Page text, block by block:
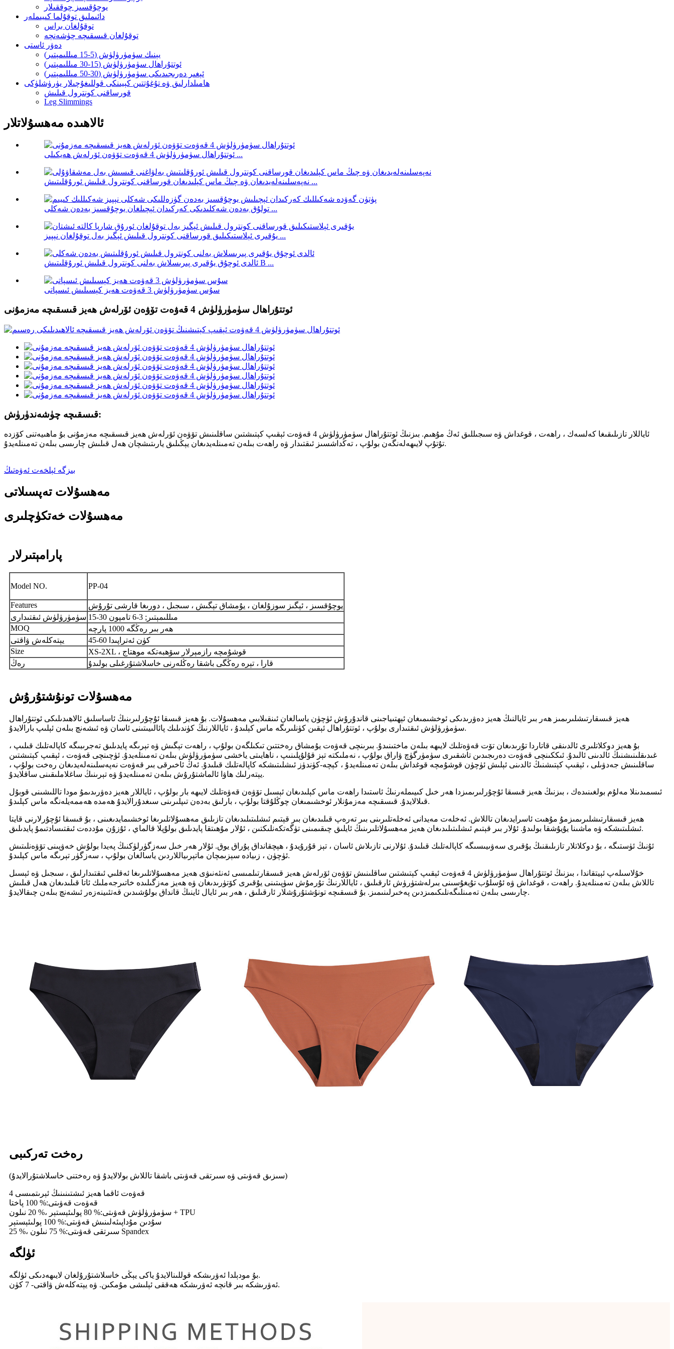
يوچۇقسىز چوققىلار
دائىملىق توقۇلما كىيىملەر
توقۇلغان براس
توقۇلغان قىسقىچە چۈشەنچە
دەۋر ئاستى
يېنىك سۈمۈرۈلۈش (5-15 مىللىمېتىر)
ئوتتۇراھال سۈمۈرۈلۈش (15-30 مىللىمېتىر)
ئېغىر دەرىجىدىكى سۈمۈرۈلۈش (30-50 مىللىمېتىر)
ھامىلدارلىق ۋە تۇغۇتتىن كېيىنكى قوللىغۇچىلار يۈرۈشلۈكى
قورساقنى كونترول قىلىش
Leg Slimmings
ئالاھىدە مەھسۇلاتلار
ئوتتۇراھال سۈمۈرۈلۈش 4 قەۋەت تۆۋەن ئۆرلەش ھەيكىلى ...
نەپەسلىنەلەيدىغان ۋە چىڭ ماس كېلىدىغان قورساقنى كونترول قىلىش ئورۇقلىتىش ...
تولۇق بەدەن شەكلىدىكى كەركىدان ئېچىلغان يوچۇقسىز بەدەن شەكلى ...
يۇقىرى ئېلاستىكىلىق قورساقنى كونترول قىلىش ئېگىز بەل توقۇلغان نېپىز ...
ئالدى ئوچۇق يۇقىرى پىرىسلاش بەلنى كونترول قىلىش ئورۇقلىتىش B ...
سۇس سۈمۈرۈلۈش 3 قەۋەت ھەيز كېسىلىش ئىسپاتى
ئوتتۇراھال سۈمۈرۈلۈش 4 قەۋەت تۆۋەن ئۆرلەش ھەيز قىسقىچە مەزمۇنى
قىسقىچە چۈشەندۈرۈش:
ئاياللار تازىلىقىغا كەلسەك ، راھەت ، قوغداش ۋە سىجىللىق ئەڭ مۇھىم. بىزنىڭ ئوتتۇراھال سۈمۈرۈلۈش 4 قەۋەت ئېقىپ كېتىشتىن ساقلىنىش تۆۋەن ئۆرلەش ھەيز قىسقىچە مەزمۇنى بۇ ماھىيەتنى كۆزدە
تۇتۇپ لايىھەلەنگەن بولۇپ ، تەڭداشسىز ئىقتىدار ۋە راھەت بىلەن تەمىنلەيدىغان يېڭىلىق يارىتىشچان ھەل قىلىش چارىسى بىلەن تەمىنلەيدۇ.
بىزگە ئېلخەت ئەۋەتىڭ
مەھسۇلات تەپسىلاتى
مەھسۇلات خەتكۈچلىرى
پارامېتىرلار
Model NO. PP-04
Features
يوچۇقسىز ، ئېگىز سوزۇلغان ، يۇمشاق تېگىش ، سىجىل ، دورىغا قارشى تۇرۇش
سۈمۈرۈلۈش ئىقتىدارى
15-30 مىللىمېتىر; 3-6 تامپون
MOQ
ھەر بىر رەڭگە 1000 پارچە
يېتەكلەش ۋاقتى
45-60 كۈن ئەتراپىدا
Size
XS-2XL ، قوشۇمچە رازمېرلار سۆھبەتكە موھتاج
رەڭ
قارا ، تېرە رەڭگى باشقا رەڭلەرنى خاسلاشتۇرغىلى بولىدۇ
مەھسۇلات تونۇشتۇرۇش
ھەيز قىسقارتىشلىرىمىز ھەر بىر ئايالنىڭ ھەيز دەۋرىدىكى ئوخشىمىغان ئېھتىياجىنى قاندۇرۇش ئۈچۈن ياسالغان ئىنقىلابىي مەھسۇلات. بۇ ھەيز قىسقا ئۇچۇرلىرىنىڭ ئاساسلىق ئالاھىدىلىكى ئوتتۇراھال
سۈمۈرۈلۈش ئىقتىدارى بولۇپ ، ئوتتۇراھال ئېقىن كۈنلىرىگە ماس كېلىدۇ ، ئاياللارنىڭ كۈندىلىك پائالىيىتىنى ئاسان ۋە ئىشەنچ بىلەن ئېلىپ بارالايدۇ.
بۇ ھەيز دوكلاتلىرى ئالدىنقى قاتاردا تۇرىدىغان تۆت قەۋەتلىك لايىھە بىلەن ماختىنىدۇ. بىرىنچى قەۋەت يۇمشاق رەختتىن تىكىلگەن بولۇپ ، راھەت تېگىش ۋە تېرىگە پايدىلىق تەجرىبىگە كاپالەتلىك قىلىپ ،
غىدىقلىنىشنىڭ ئالدىنى ئالىدۇ. ئىككىنچى قەۋەت دەرىجىدىن تاشقىرى سۈمۈرگۈچ ۋاراق بولۇپ ، نەملىكتە تېز قۇلۇپلىنىپ ، ناھايىتى ياخشى سۈمۈرۈلۈش بىلەن تەمىنلەيدۇ. ئۈچىنچى قەۋەت ، ئېقىپ كېتىشتىن
ساقلىنىش جەدۋىلى ، ئېقىپ كېتىشنىڭ ئالدىنى ئېلىش ئۈچۈن قوشۇمچە قوغداش بىلەن تەمىنلەيدۇ ، كېچە-كۈندۈز ئىشلىتىشكە كاپالەتلىك قىلىدۇ. ئەڭ ئاخىرقى بىر قەۋەت نەپەسلىنەلەيدىغان رەخت بولۇپ ،
يېتەرلىك ھاۋا ئالماشتۇرۇش بىلەن تەمىنلەيدۇ ۋە تېرىنىڭ ساغلاملىقىنى ساقلايدۇ.
ئىسمىدىنلا مەلۇم بولغىنىدەك ، بىزنىڭ ھەيز قىسقا ئۇچۇرلىرىمىزدا ھەر خىل كىيىملەرنىڭ ئاستىدا راھەت ماس ​​كېلىدىغان ئېسىل تۆۋەن قەۋەتلىك لايىھە بار بولۇپ ، ئاياللار ھەيز دەۋرىدىمۇ مودا تاللىشىنى قوبۇل
قىلالايدۇ. قىسقىچە مەزمۇنلار ئوخشىمىغان چوڭلۇقتا بولۇپ ، بارلىق بەدەن تىپلىرىنى سىغدۇرالايدۇ ھەمدە ھەممەيلەنگە ماس كېلىدۇ.
ھەيز قىسقارتىشلىرىمىزمۇ مۇھىت ئاسرايدىغان تاللاش. ئەخلەت مەيدانى ئەخلەتلىرىنى بىر تەرەپ قىلىدىغان بىر قېتىم ئىشلىتىلىدىغان تازىلىق مەھسۇلاتلىرىغا ئوخشىمايدىغىنى ، بۇ قىسقا ئۇچۇرلارنى قايتا
ئىشلىتىشكە ۋە ماشىنا يۇيۇشقا بولىدۇ. ئۇلار بىر قېتىم ئىشلىتىلىدىغان ھەيز مەھسۇلاتلىرىنىڭ ئايلىق چىقىمىنى تۈگەتكەنلىكتىن ، ئۇلار مۇھىتقا پايدىلىق بولۇپلا قالماي ، ئۇزۇن مۇددەت ئىقتىسادتىمۇ پايدىلىق.
ئۇنىڭ ئۈستىگە ، بۇ دوكلاتلار تازىلىقنىڭ يۇقىرى سەۋىيىسىگە كاپالەتلىك قىلىدۇ. ئۇلارنى تازىلاش ئاسان ، تېز قۇرۇيدۇ ، ھېچقانداق پۇراق يوق. ئۇلار ھەر خىل سەزگۈرلۈكنىڭ پەيدا بولۇش خەۋپىنى تۆۋەنلىتىش
ئۈچۈن ، زىيادە سېزىمچان ماتېرىياللاردىن ياسالغان بولۇپ ، سەزگۈر تېرىگە ماس كېلىدۇ.
خۇلاسىلەپ ئېيتقاندا ، بىزنىڭ ئوتتۇراھال سۈمۈرۈلۈش 4 قەۋەت ئېقىپ كېتىشتىن ساقلىنىش تۆۋەن ئۆرلەش ھەيز قىسقارتىلمىسى ئەنئەنىۋى ھەيز مەھسۇلاتلىرىغا ئەقلىي ئىقتىدارلىق ، سىجىل ۋە ئېسىل
تاللاش بىلەن تەمىنلەيدۇ. راھەت ، قوغداش ۋە ئۇسلۇب تۇيغۇسىنى بىرلەشتۈرۈش ئارقىلىق ، ئاياللارنىڭ تۇرمۇش سۈپىتىنى يۇقىرى كۆتۈرىدىغان ۋە ھەيز مەزگىلىدە خاتىرجەملىك ئاتا قىلىدىغان ھەل قىلىش
چارىسى بىلەن تەمىنلىگەنلىكىمىزدىن پەخىرلىنىمىز. بۇ قىسقىچە تونۇشتۇرۇشلار ئارقىلىق ، ھەر بىر ئايال ئاينىڭ قانداق بولۇشىدىن قەتئىينەزەر ئىشەنچ بىلەن چىقالايدۇ.
رەخت تەركىبى
(سىزىق قەۋىتى ۋە سىرتقى قەۋىتى باشقا تاللاش بولالايدۇ ۋە رەختنى خاسلاشتۇرالايدۇ)
4 قەۋەت ئاقما ھەيز ئىشتىنىنىڭ ئېرىتمىسى
قەۋەت قەۋىتى:% 100 پاختا
سۈمۈرۈلۈش قەۋىتى:% 80 پولىئېستېر ،% 20 نىلون + TPU
سۇدىن مۇداپىئەلىنىش قەۋىتى:% 100 پولىئېستېر
سىرتقى قەۋىتى:% 75 نىلون ،% 25 Spandex
ئۈلگە
بۇ مودېلدا ئەۋرىشكە قوللىنالايدۇ ياكى يېڭى خاسلاشتۇرۇلغان لايىھەدىكى ئۈلگە.
ئەۋرىشكە بىر قانچە ئەۋرىشكە ھەققى ئېلىشى مۇمكىن. ۋە يېتەكلەش ۋاقتى- 7 كۈن.